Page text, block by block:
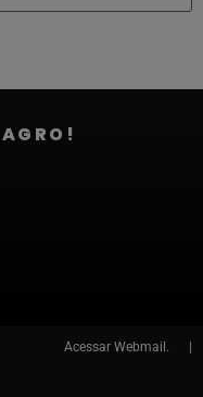
Acessar Webmail. |